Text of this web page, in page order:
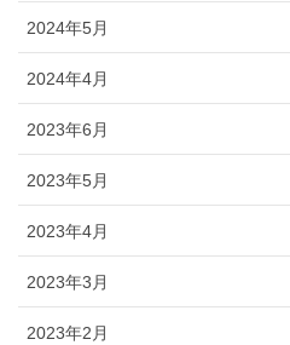
2024年5月
2024年4月
2023年6月
2023年5月
2023年4月
2023年3月
2023年2月